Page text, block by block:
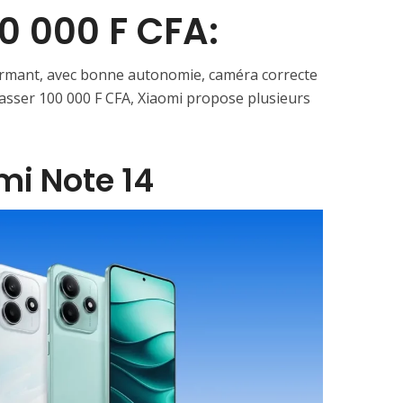
000 F CFA:
avec bonne autonomie, caméra correcte
100 000 F CFA, Xiaomi propose plusieurs
Note 14